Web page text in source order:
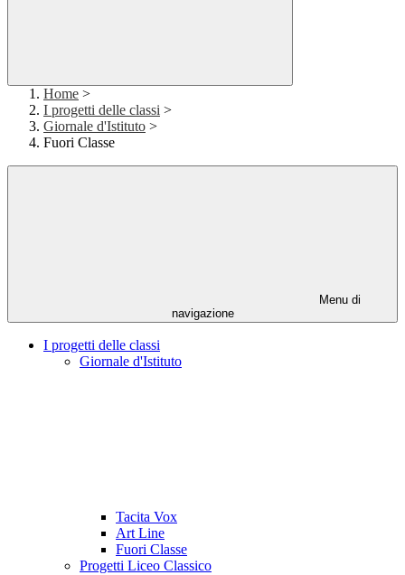
Home >
I progetti delle classi >
Giornale d'Istituto >
Fuori Classe
Menu di
navigazione
I progetti delle classi
Giornale d'Istituto
Tacita Vox
Art Line
Fuori Classe
Progetti Liceo Classico